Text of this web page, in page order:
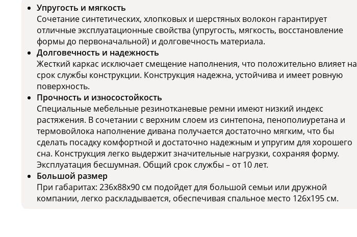
Упругость и мягкость
Сочетание синтетических, хлопковых и шерстяных волокон гарантирует
отличные эксплуатационные свойства (упругость, мягкость, восстановление
формы до первоначальной) и долговечность материала.
Долговечность и надежность
Жесткий каркас исключает смещение наполнения, что положительно влияет на
срок службы конструкции. Конструкция надежна, устойчива и имеет ровную
поверхность.
Прочность и износостойкость
Специальные мебельные резинотканевые ремни имеют низкий индекс
растяжения. В сочетании с верхним слоем из синтепона, пенополиуретана и
термовойлока наполнение дивана получается достаточно мягким, что бы
сделать посадку комфортной и достаточно надежным и упругим для хорошего
сна. Конструкция легко выдержит значительные нагрузки, сохраняя форму.
Эксплуатация бесшумная. Общий срок службы – от 10 лет.
Большой размер
При габаритах: 236x88x90 см подойдет для большой семьи или дружной
компании, легко раскладывается, обеспечивая спальное место 126x195 см.